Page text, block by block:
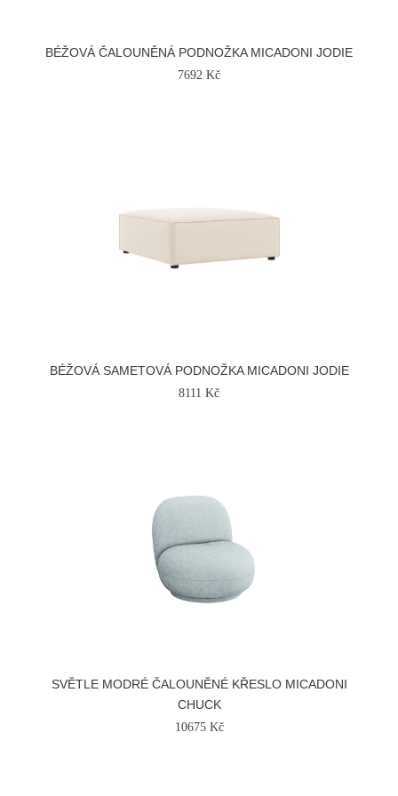
BÉŽOVÁ ČALOUNĚNÁ PODNOŽKA MICADONI JODIE
7692 Kč
BÉŽOVÁ SAMETOVÁ PODNOŽKA MICADONI JODIE
8111 Kč
SVĚTLE MODRÉ ČALOUNĚNÉ KŘESLO MICADONI
CHUCK
10675 Kč